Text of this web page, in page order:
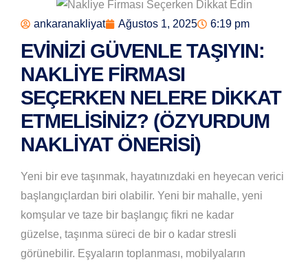
ankaranakliyat Ağustos 1, 2025 6:19 pm
EVINIZI GÜVENLE TAŞIYIN:
NAKLIYE FIRMASI
SEÇERKEN NELERE DIKKAT
ETMELISINIZ? (ÖZYURDUM
NAKLIYAT ÖNERISI)
Yeni bir eve taşınmak, hayatınızdaki en heyecan verici
başlangıçlardan biri olabilir. Yeni bir mahalle, yeni
komşular ve taze bir başlangıç fikri ne kadar
güzelse, taşınma süreci de bir o kadar stresli
görünebilir. Eşyaların toplanması, mobilyaların